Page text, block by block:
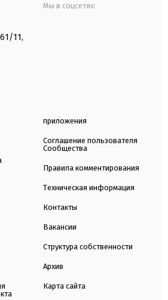
61/11,
Мы в соцсетях:
приложения
Соглашение пользователя
Сообщества
Правила комментирования
Техническая информация
Контакты
Вакансии
Структура собственности
Архив
Карта сайта